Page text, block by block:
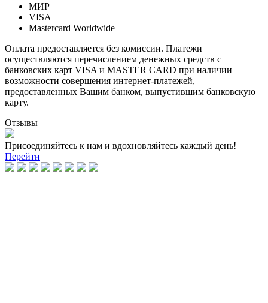
МИР
VISA
Mastercard Worldwide
Оплата предоставляется без комиссии. Платежи
осуществляются перечислением денежных средств с
банковских карт VISA и MASTER CARD при наличии
возможности совершения интернет-платежей,
предоставленных Вашим банком, выпустившим банковскую
карту.
Отзывы
Присоединяйтесь к нам и вдохновляйтесь каждый день!
Перейти